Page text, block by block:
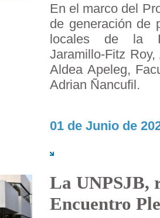
En el marco del
de generación de
locales de la
Jaramillo-Fitz
Aldea Apeleg,
Adrian Ñancufil.
01 de Junio de
La UNPSJB,
Encuentro